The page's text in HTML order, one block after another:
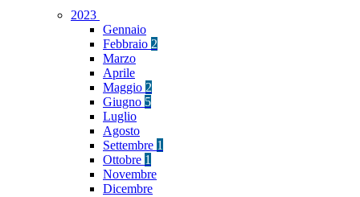
2023
Gennaio
Febbraio 2
Marzo
Aprile
Maggio 2
Giugno 5
Luglio
Agosto
Settembre 1
Ottobre 1
Novembre
Dicembre